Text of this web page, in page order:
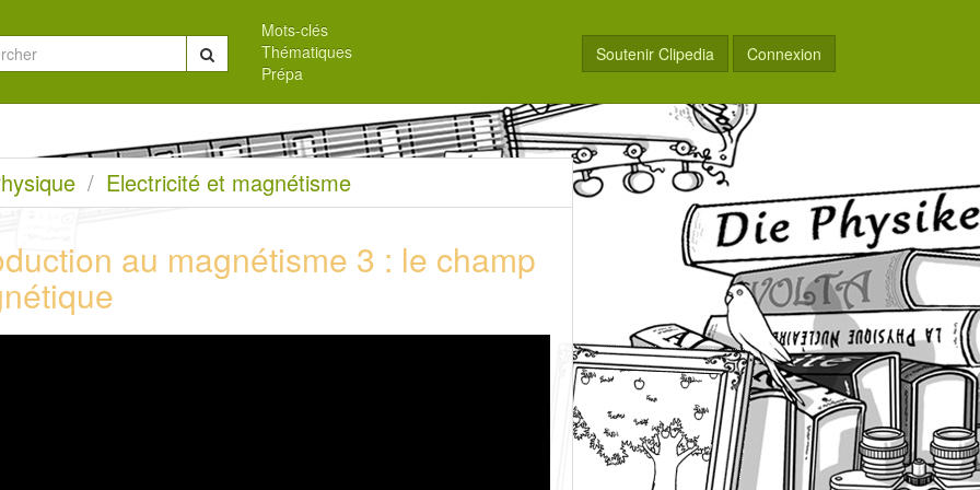
Chercher
Mots-clés
Thématiques
Prépa
Soutenir Clipedia Connexion
Electricité et magnétisme
au magnétisme 3 : le champ